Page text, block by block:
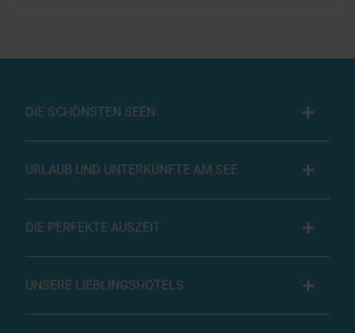
DIE SCHÖNSTEN SEEN
URLAUB UND UNTERKÜNFTE AM SEE
DIE PERFEKTE AUSZEIT
UNSERE LIEBLINGSHOTELS